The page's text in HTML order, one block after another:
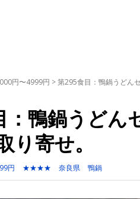
円〜4999円 >第295食目：鴨鍋うどん
：鴨鍋うどん
り寄せ。
円 ★★★★ 奈良県 鴨鍋